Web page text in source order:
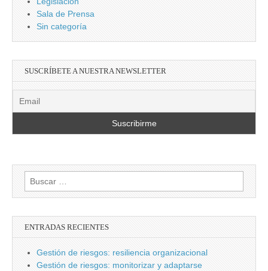
Sala de Prensa
Sin categoría
SUSCRÍBETE A NUESTRA NEWSLETTER
Buscar:
ENTRADAS RECIENTES
Gestión de riesgos: resiliencia organizacional
Gestión de riesgos: monitorizar y adaptarse